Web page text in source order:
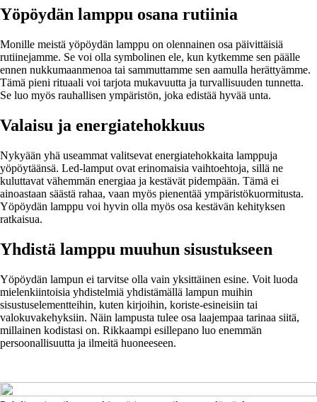
Yöpöydän lamppu osana rutiinia
Monille meistä yöpöydän lamppu on olennainen osa päivittäisiä
rutiinejamme. Se voi olla symbolinen ele, kun kytkemme sen päälle
ennen nukkumaanmenoa tai sammuttamme sen aamulla herättyämme.
Tämä pieni rituaali voi tarjota mukavuutta ja turvallisuuden tunnetta.
Se luo myös rauhallisen ympäristön, joka edistää hyvää unta.
Valaisu ja energiatehokkuus
Nykyään yhä useammat valitsevat energiatehokkaita lamppuja
yöpöytäänsä. Led-lamput ovat erinomaisia vaihtoehtoja, sillä ne
kuluttavat vähemmän energiaa ja kestävät pidempään. Tämä ei
ainoastaan säästä rahaa, vaan myös pienentää ympäristökuormitusta.
Yöpöydän lamppu voi hyvin olla myös osa kestävän kehityksen
ratkaisua.
Yhdistä lamppu muuhun sisustukseen
Yöpöydän lampun ei tarvitse olla vain yksittäinen esine. Voit luoda
mielenkiintoisia yhdistelmiä yhdistämällä lampun muihin
sisustuselementteihin, kuten kirjoihin, koriste-esineisiin tai
valokuvakehyksiin. Näin lampusta tulee osa laajempaa tarinaa siitä,
millainen kodistasi on. Rikkaampi esillepano luo enemmän
persoonallisuutta ja ilmeitä huoneeseen.